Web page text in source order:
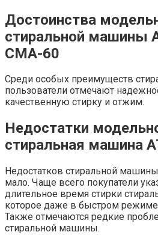
Достоинства
стиральной машины
СМА-60
Среди особых преимуществ
пользователи отмечают
качественную стирку и отжим.
Недостатки
стиральная машина
Недостатков стиральной машины
мало. Чаще всего покупатели
длительное время стирки
которое даже в быстром режиме
Также отмечаются редкие
стиральной машины.